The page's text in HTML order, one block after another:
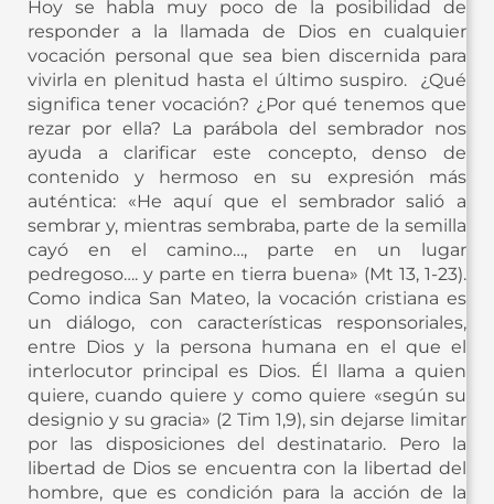
Hoy se habla muy poco de la posibilidad de
responder a la llamada de Dios en cualquier
vocación personal que sea bien discernida para
vivirla en plenitud hasta el último suspiro. ¿Qué
significa tener vocación? ¿Por qué tenemos que
rezar por ella? La parábola del sembrador nos
ayuda a clarificar este concepto, denso de
contenido y hermoso en su expresión más
auténtica: «He aquí que el sembrador salió a
sembrar y, mientras sembraba, parte de la semilla
cayó en el camino…, parte en un lugar
pedregoso…. y parte en tierra buena» (Mt 13, 1-23).
Como indica San Mateo, la vocación cristiana es
un diálogo, con características responsoriales,
entre Dios y la persona humana en el que el
interlocutor principal es Dios. Él llama a quien
quiere, cuando quiere y como quiere «según su
designio y su gracia» (2 Tim 1,9), sin dejarse limitar
por las disposiciones del destinatario. Pero la
libertad de Dios se encuentra con la libertad del
hombre, que es condición para la acción de la